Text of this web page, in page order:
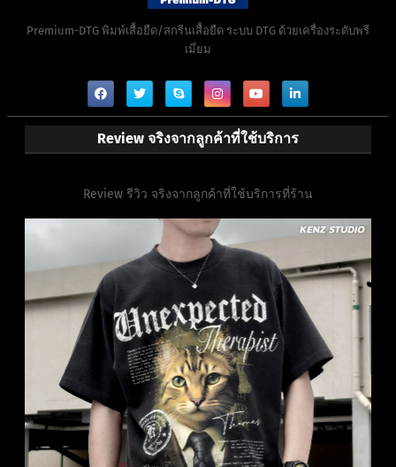
Premium-DTG พิมพ์เสื้อยืด/สกรีนเสื้อยืด ระบบ DTG ด้วยเครื่องระดับพรี
เมี่ยม
Review จริงจากลูกค้าที่ใช้บริการ
Review รีวิว จริงจากลูกค้าที่ใช้บริการที่ร้าน